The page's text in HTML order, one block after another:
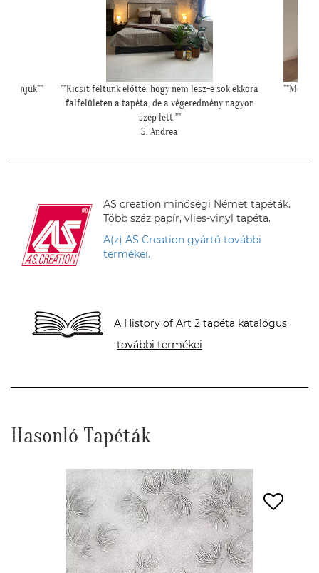
ekkora
""Még egyszer köszönjük a lehetőséget, és azt is,
hogy velünk örültök!""
Z. Kriszta
AS creation minőségi Német tapéták.
Több száz papír, vlies-vinyl tapéta.
A(z) AS Creation gyártó további
termékei.
A History of Art 2 tapéta katalógus
további termékei
Hasonló Tapéták